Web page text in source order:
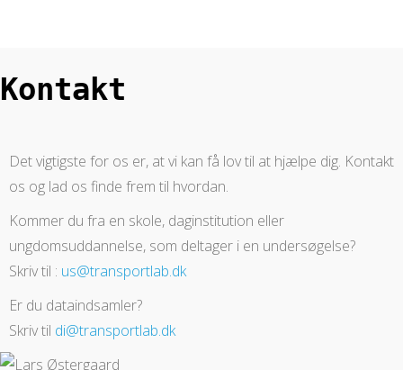
Kontakt
Det vigtigste for os er, at vi kan få lov til at hjælpe dig. Kontakt
os og lad os finde frem til hvordan.
Kommer du fra en skole, daginstitution eller
ungdomsuddannelse, som deltager i en undersøgelse?
Skriv til : us@transportlab.dk
Er du dataindsamler?
Skriv til di@transportlab.dk